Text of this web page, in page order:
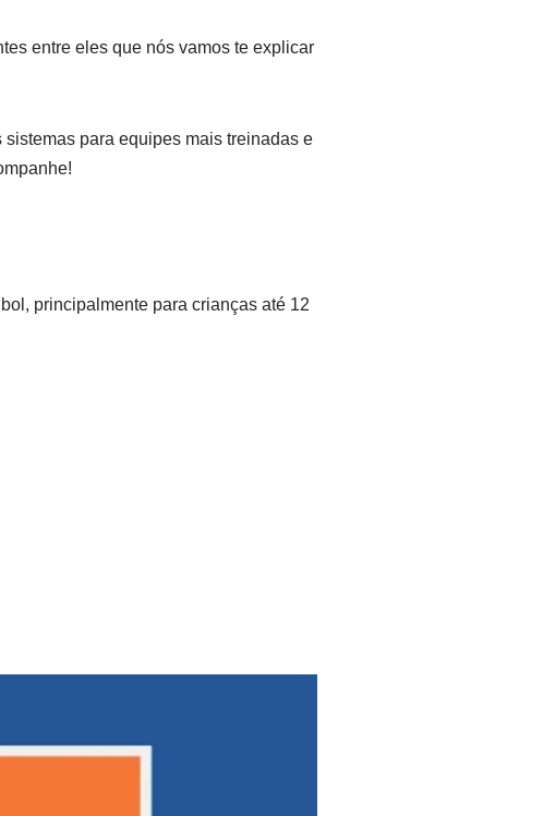
entre eles que nós vamos te explicar
para equipes mais treinadas e
principalmente para crianças até 12